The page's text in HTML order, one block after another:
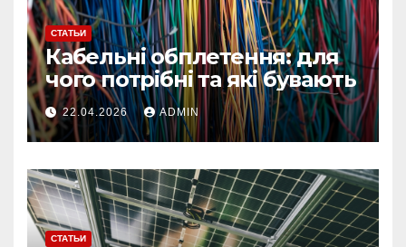
СТАТЬИ
Кабельні обплетення: для
чого потрібні та які бувають
22.04.2026 ADMIN
СТАТЬИ